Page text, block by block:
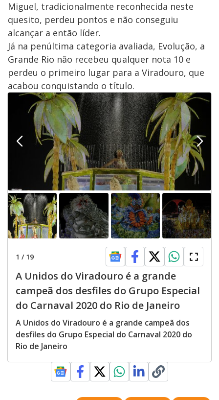
Miguel, tradicionalmente reconhecida neste
quesito, perdeu pontos e não conseguiu
alcançar a então líder.
Já na penúltima categoria avaliada, Evolução, a
Grande Rio não recebeu qualquer nota 10 e
perdeu o primeiro lugar para a Viradouro, que
acabou conquistando o título.
1 / 19
A Unidos do Viradouro é a grande
campeã dos desfiles do Grupo Especial
do Carnaval 2020 do Rio de Janeiro
A Unidos do Viradouro é a grande campeã dos
desfiles do Grupo Especial do Carnaval 2020 do
Rio de Janeiro